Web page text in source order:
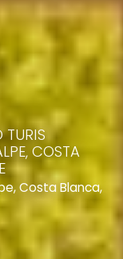
TURIS
COSTA
Costa Blanca,